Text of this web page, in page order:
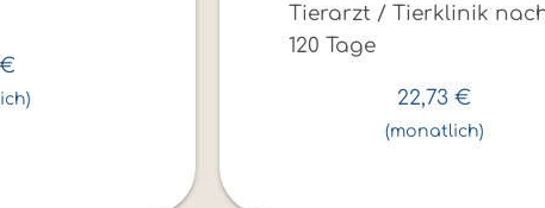
€
Tierarzt / Tierklinik
120 Tage
22,73 €
(monatlich)